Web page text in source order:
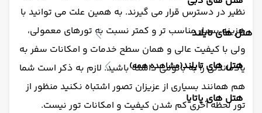
هتل های تایلند
هتل های تایلند(مشاهده همه)
هتل های پاتایا
نظیر در دسترس قرار می گیرند. به همین علت می توانید با
هزینه بسیار مناسب تر و کمتر نسبت به تورهای معمولی،
ولی با کیفیت عالی و همان سطح خدمات و امکانات سفر به
یادماندنی را به باتومی داشته باشید. لازم به ذکر است شما
هم همانند بسیاری از عزیزان تصور اشتباه نکنید منظور از
تور لحظه آخری کم شدن کیفیت و امکانات تور نیست.